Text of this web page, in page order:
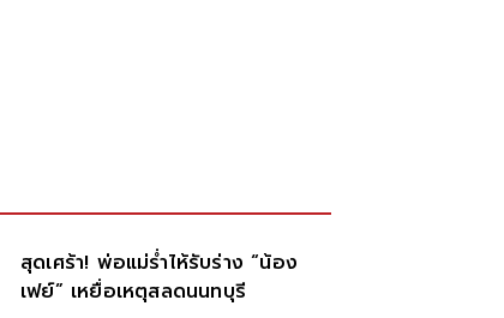
สุดเศร้า! พ่อแม่ร่ำไห้รับร่าง “น้อง
เฟย์” เหยื่อเหตุสลดนนทบุรี